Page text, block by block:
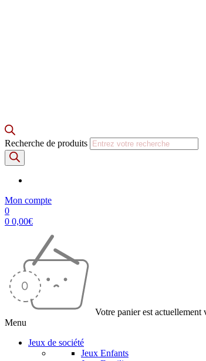
Recherche de produits
Mon compte
0
0 0,00€
Votre panier est actuellement
Menu
Jeux de société
Jeux Enfants